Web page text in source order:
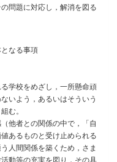
問題に対応し，解消を図る
なる事項
学校をめざし，一所懸命頑
いよう，あるいはそういう
む。
他者との関係の中で，「自
あるものと受け止められる
人間関係を築くため，さま
動等の充実を図り，その具